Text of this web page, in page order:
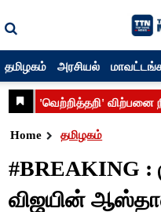
தமிழகம் அரசியல்
Home தமிழகம்
#BREAKING
விஜயின்